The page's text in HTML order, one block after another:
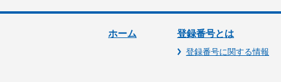
ホーム 登録番号とは
登録番号に関する情報